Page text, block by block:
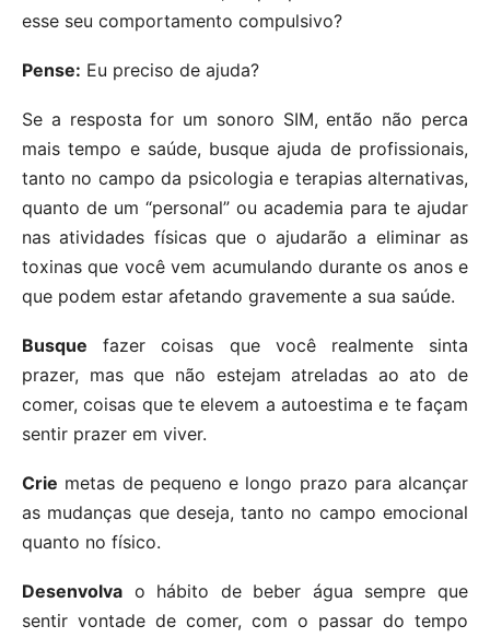
esse seu comportamento compulsivo?
Pense: Eu preciso de ajuda?
Se a resposta for um sonoro SIM, então não perca
mais tempo e saúde, busque ajuda de profissionais,
tanto no campo da psicologia e terapias alternativas,
quanto de um “personal” ou academia para te ajudar
nas atividades físicas que o ajudarão a eliminar as
toxinas que você vem acumulando durante os anos e
que podem estar afetando gravemente a sua saúde.
Busque fazer coisas que você realmente sinta
prazer, mas que não estejam atreladas ao ato de
comer, coisas que te elevem a autoestima e te façam
sentir prazer em viver.
Crie metas de pequeno e longo prazo para alcançar
as mudanças que deseja, tanto no campo emocional
quanto no físico.
Desenvolva o hábito de beber água sempre que
sentir vontade de comer, com o passar do tempo